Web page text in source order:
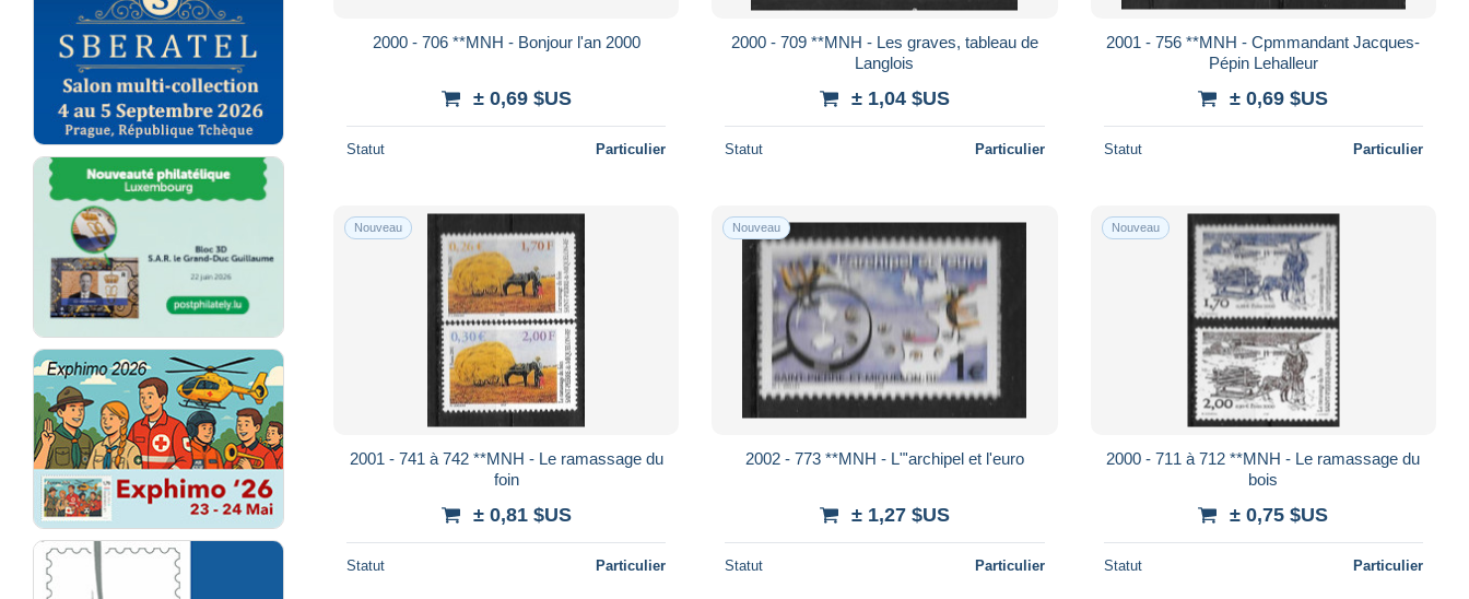
2000 - 706 **MNH - Bonjour l'an 2000
± 0,69 $US
Statut Particulier
2000 - 709 **MNH - Les graves, tableau de
Langlois
± 1,04 $US
Statut Particulier
2001 - 756 **MNH - Cpmmandant Jacques-
Pépin Lehalleur
± 0,69 $US
Statut Particulier
Nouveau
2001 - 741 à 742 **MNH - Le ramassage du
foin
± 0,81 $US
Statut Particulier
Nouveau
2002 - 773 **MNH - L"'archipel et l'euro
± 1,27 $US
Statut Particulier
Nouveau
2000 - 711 à 712 **MNH - Le ramassage du
bois
± 0,75 $US
Statut Particulier